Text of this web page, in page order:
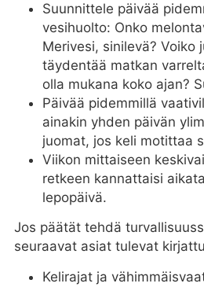
Suunnittele päivää
vesihuolto: Onko
Merivesi, sinilevä? Voiko
täydentää matkan
olla mukana koko ajan?
Päivää pidemmillä
ainakin yhden päivän
juomat, jos keli motittaa
Viikon mittaiseen
retkeen kannattaisi
lepopäivä.
Jos päätät tehdä
seuraavat asiat tulevat
Kelirajat ja